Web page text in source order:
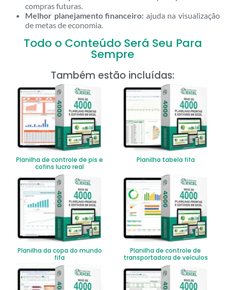
compras futuras.
Melhor planejamento financeiro: ajuda na visualização
de metas de economia.
Todo o Conteúdo Será Seu Para
Sempre
Também estão incluídas:
Planilha de controle de pis e
cofins lucro real
Planilha tabela fifa
Planilha da copa do mundo
fifa
Planilha de controle de
transportadora de veículos